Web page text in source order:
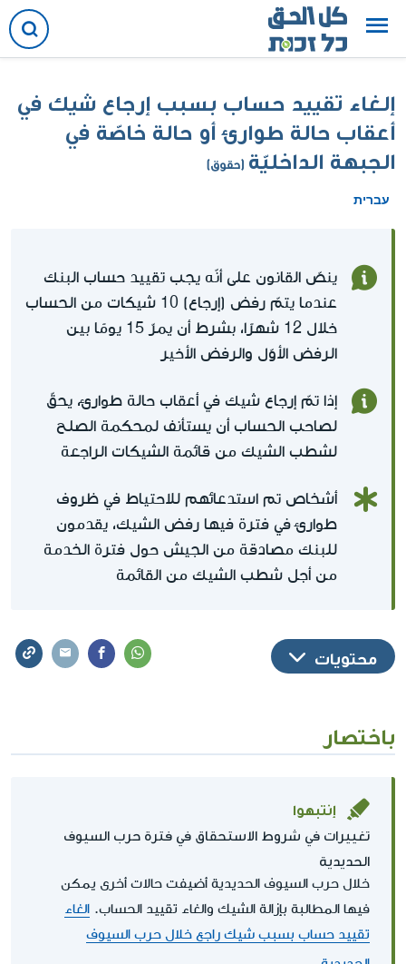
إلغاء تقييد حساب بسبب إرجاع شيك في
أعقاب حالة طوارئ أو حالة خاصّة في
الجبهة الداخليّة (حقوق)
עברית
ينصّ القانون على أنّه يجب تقييد حساب البنك
عندما يتمّ رفض (إرجاع) 10 شيكات من الحساب
خلال 12 شهرًا، بشرط أن يمرّ 15 يومًا بين
الرفض الأوّل والرفض الأخير
إذا تمّ إرجاع شيك في أعقاب حالة طوارئ، يحقّ
لصاحب الحساب أن يستأنف لمحكمة الصلح
لشطب الشيك من قائمة الشيكات الراجعة
أشخاص تم استدعائهم للاحتياط في ظروف
طوارئ في فترة فيها رفض الشيك، يقدمون
للبنك مصادقة من الجيش حول فترة الخدمة
من أجل شطب الشيك من القائمة
محتويات
باختصار
إنتبهوا
تغييرات في شروط الاستحقاق في فترة حرب السيوف
الحديدية
خلال حرب السيوف الحديدية أضيفت حالات أخرى يمكن
فيها المطالبة بإزالة الشيك والغاء تقييد الحساب. الغاء
تقييد حساب بسبب شيك راجع خلال حرب السيوف